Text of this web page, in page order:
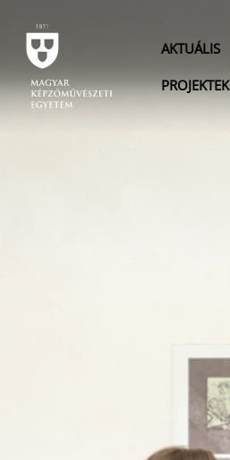
AKTUÁLIS
PROJEKTEK